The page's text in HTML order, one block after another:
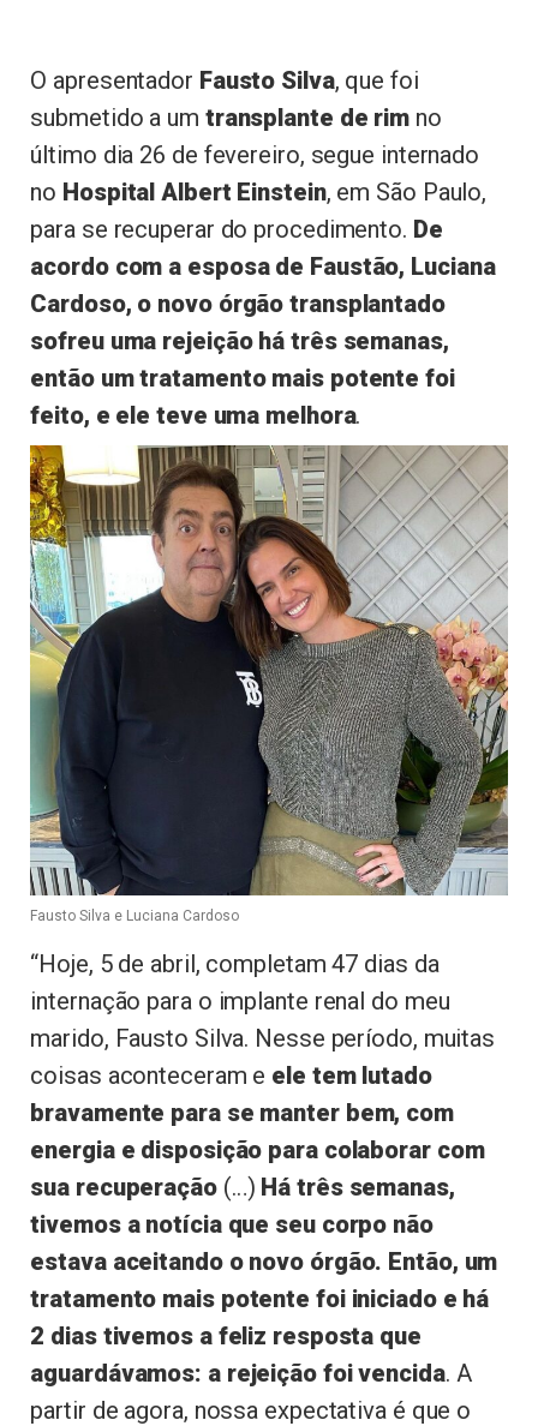
O apresentador Fausto Silva, que foi
submetido a um transplante de rim no
último dia 26 de fevereiro, segue internado
no Hospital Albert Einstein, em São Paulo,
para se recuperar do procedimento. De
acordo com a esposa de Faustão, Luciana
Cardoso, o novo órgão transplantado
sofreu uma rejeição há três semanas,
então um tratamento mais potente foi
feito, e ele teve uma melhora.
Fausto Silva e Luciana Cardoso
“Hoje, 5 de abril, completam 47 dias da
internação para o implante renal do meu
marido, Fausto Silva. Nesse período, muitas
coisas aconteceram e ele tem lutado
bravamente para se manter bem, com
energia e disposição para colaborar com
sua recuperação(…) Há três semanas,
tivemos a notícia que seu corpo não
estava aceitando o novo órgão. Então, um
tratamento mais potente foi iniciado e há
2 dias tivemos a feliz resposta que
aguardávamos: a rejeição foi vencida. A
partir de agora, nossa expectativa é que o